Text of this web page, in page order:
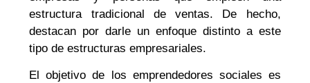
estructura tradicional de ventas. De hecho,
destacan por darle un enfoque distinto a este
tipo de estructuras empresariales.
El objetivo de los emprendedores sociales es